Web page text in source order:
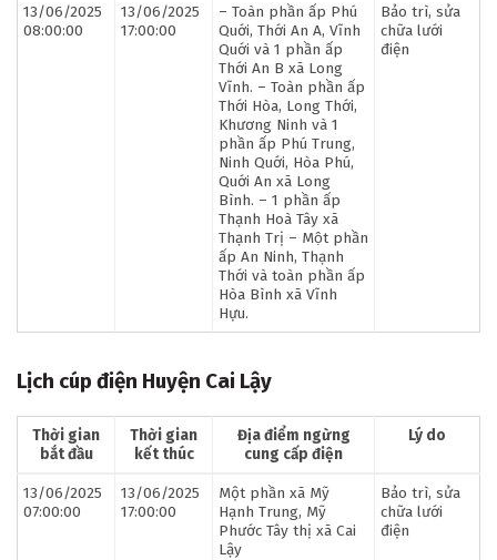
13/06/2025
08:00:00
13/06/2025
17:00:00
– Toàn phần ấp Phú
Quới, Thới An A, Vĩnh
Quới và 1 phần ấp
Thới An B xã Long
Vĩnh. – Toàn phần ấp
Thới Hòa, Long Thới,
Khương Ninh và 1
phần ấp Phú Trung,
Ninh Quới, Hòa Phú,
Quới An xã Long
Bình. – 1 phần ấp
Thạnh Hoà Tây xã
Thạnh Trị – Một phần
ấp An Ninh, Thạnh
Thới và toàn phần ấp
Hòa Bình xã Vĩnh
Hựu.
Bảo trì, sửa
chữa lưới
điện
Lịch cúp điện Huyện Cai Lậy
Thời gian
bắt đầu
Thời gian
kết thúc
Địa điểm ngừng
cung cấp điện
Lý do
13/06/2025
07:00:00
13/06/2025
17:00:00
Một phần xã Mỹ
Hạnh Trung, Mỹ
Phước Tây thị xã Cai
Lậy
Bảo trì, sửa
chữa lưới
điện